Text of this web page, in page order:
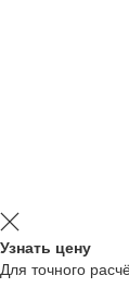
Узнать цену
Для точного